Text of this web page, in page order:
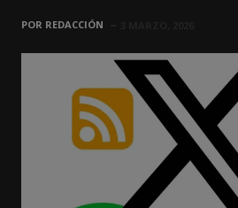
POR REDACCIÓN